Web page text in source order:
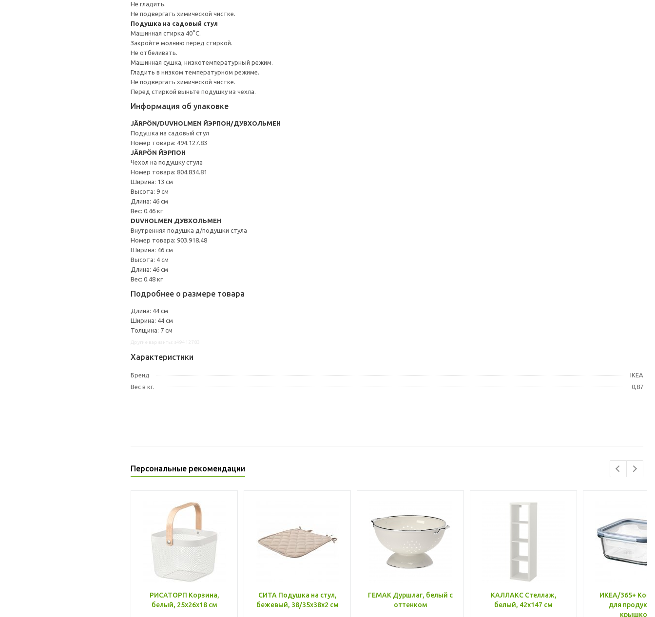
Не гладить.
Не подвергать химической чистке.
Подушка на садовый стул
Машинная стирка 40°С.
Закройте молнию перед стиркой.
Не отбеливать.
Машинная сушка, низкотемпературный режим.
Гладить в низком температурном режиме.
Не подвергать химической чистке.
Перед стиркой выньте подушку из чехла.
Информация об упаковке
JÄRPÖN/DUVHOLMEN ЙЭРПОН/ДУВХОЛЬМЕН
Подушка на садовый стул
Номер товара: 494.127.83
JÄRPÖN ЙЭРПОН
Чехол на подушку стула
Номер товара: 804.834.81
Ширина: 13 см
Высота: 9 см
Длина: 46 см
Вес: 0.46 кг
DUVHOLMEN ДУВХОЛЬМЕН
Внутренняя подушка д/подушки стула
Номер товара: 903.918.48
Ширина: 46 см
Высота: 4 см
Длина: 46 см
Вес: 0.48 кг
Подробнее о размере товара
Длина: 44 см
Ширина: 44 см
Толщина: 7 см
Характеристики
Бренд
IKEA
Вес в кг.
0,87
Персональные рекомендации
РИСАТОРП Корзина,
белый, 25x26x18 см
СИТА Подушка на стул,
бежевый, 38/35x38x2 см
ГЕМАК Дуршлаг, белый с
оттенком
КАЛЛАКС Стеллаж,
белый, 42x147 см
ИКЕА/365+
для
крышкой,